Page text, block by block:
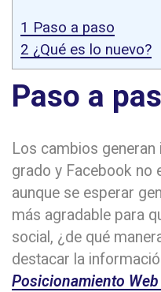
1 Paso a paso
2 ¿Qué es lo nuevo?
Paso a
Los cambios
grado y Facebook no
aunque se esperar
más agradable para
social, ¿de qué
destacar la
Posicionamiento